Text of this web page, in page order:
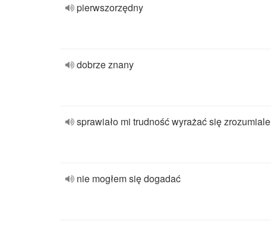
pierwszorzędny
dobrze znany
sprawiało mi trudność wyrażać się zrozumiale
nie mogłem się dogadać